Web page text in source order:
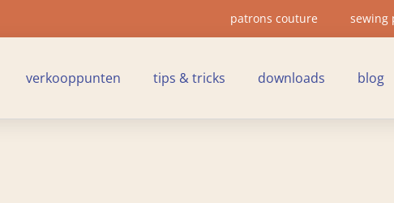
patrons couture sewing
verkooppunten tips & tricks downloads blog